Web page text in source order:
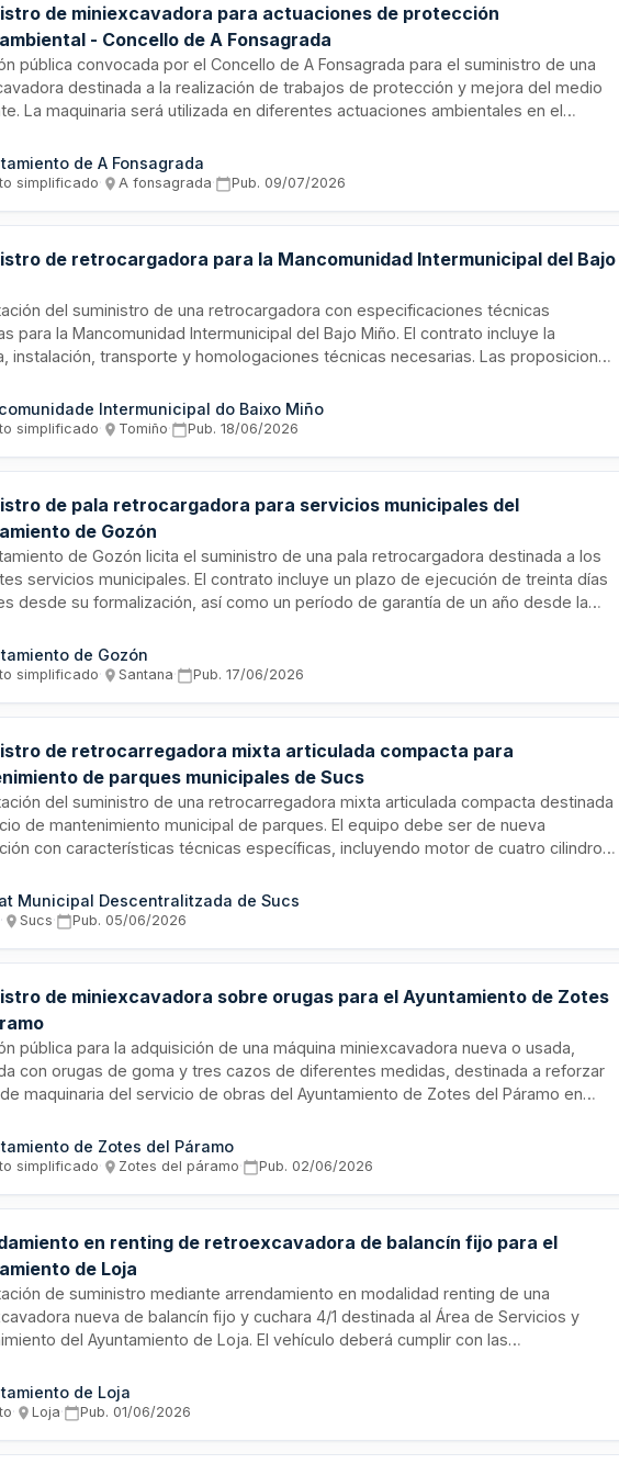
de miniexcavadora para actuaciones de protección
- Concello de A Fonsagrada
pública convocada por el Concello de A Fonsagrada para el suministro de una
destinada a la realización de trabajos de protección y mejora del medio
La maquinaria será utilizada en diferentes actuaciones ambientales en el
de presentación de ofertas.
de A Fonsagrada
simplificado· A fonsagrada· Pub. 09/07/2026
de retrocargadora para la Mancomunidad Intermunicipal del Bajo
del suministro de una retrocargadora con especificaciones técnicas
para la Mancomunidad Intermunicipal del Bajo Miño. El contrato incluye la
instalación, transporte y homologaciones técnicas necesarias. Las proposiciones
en el año dos mil veintiséis. El procedimiento de presentación de ofertas se
cabo exclusivamente a través de la plataforma de contratación del Estado.
Intermunicipal do Baixo Miño
simplificado· Tomiño· Pub.18/06/2026
de pala retrocargadora para servicios municipales del
de Gozón
de Gozón licita el suministro de una pala retrocargadora destinada a los
servicios municipales. El contrato incluye un plazo de ejecución de treinta días
desde su formalización, así como un período de garantía de un año desde la
a una distancia no superior a setenta y cinco kilómetros de la Casa Consistorial y
con la normativa medioambiental aplicable.
de Gozón
simplificado· Santana· Pub.17/06/2026
de retrocarregadora mixta articulada compacta para
de parques municipales de Sucs
del suministro de una retrocarregadora mixta articulada compacta destinada
de mantenimiento municipal de parques. El equipo debe ser de nueva
con características técnicas específicas, incluyendo motor de cuatro cilindros,
en la localidad de Sucs, mediante procedimiento abierto super simplificado.
Municipal Descentralitzada de Sucs
· Sucs· Pub. 05/06/2026
de miniexcavadora sobre orugas para el Ayuntamiento de Zotes
pública para la adquisición de una máquina miniexcavadora nueva o usada,
con orugas de goma y tres cazos de diferentes medidas, destinada a reforzar
maquinaria del servicio de obras del Ayuntamiento de Zotes del Páramo en
del Plan IOS 2025 de la Diputación de León.
de Zotes del Páramo
simplificado· Zotes del páramo· Pub. 02/06/2026
en renting de retroexcavadora de balancín fijo para el
de Loja
de suministro mediante arrendamiento en modalidad renting de una
nueva de balancín fijo y cuchara 4/1 destinada al Área de Servicios y
del Ayuntamiento de Loja. El vehículo deberá cumplir con las
y ocho meses contados desde la entrega del equipo. El plazo de entrega
tres meses a partir de la formalización del contrato administrativo, con entrega
de Loja
· Loja· Pub. 01/06/2026